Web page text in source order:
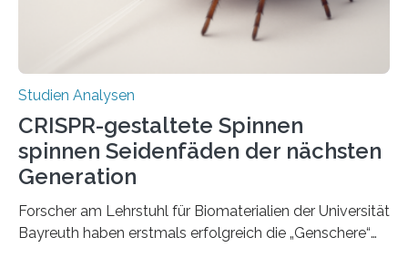
Studien Analysen
CRISPR-gestaltete Spinnen
spinnen Seidenfäden der nächsten
Generation
Forscher am Lehrstuhl für Biomaterialien der Universität
Bayreuth haben erstmals erfolgreich die „Genschere“